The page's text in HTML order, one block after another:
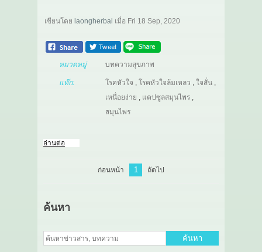
เขียนโดย laongherbal เมื่อ Fri 18 Sep, 2020
หมวดหมู่ บทความสุขภาพ
แท๊ก: โรคหัวใจ , โรคหัวใจล้มเหลว , ใจสั่น,
เหนื่อยง่าย , แคปซูลสมุนไพร,
สมุนไพร
อ่านต่อ
ก่อนหน้า 1 ถัดไป
ค้นหา
ค้นหา